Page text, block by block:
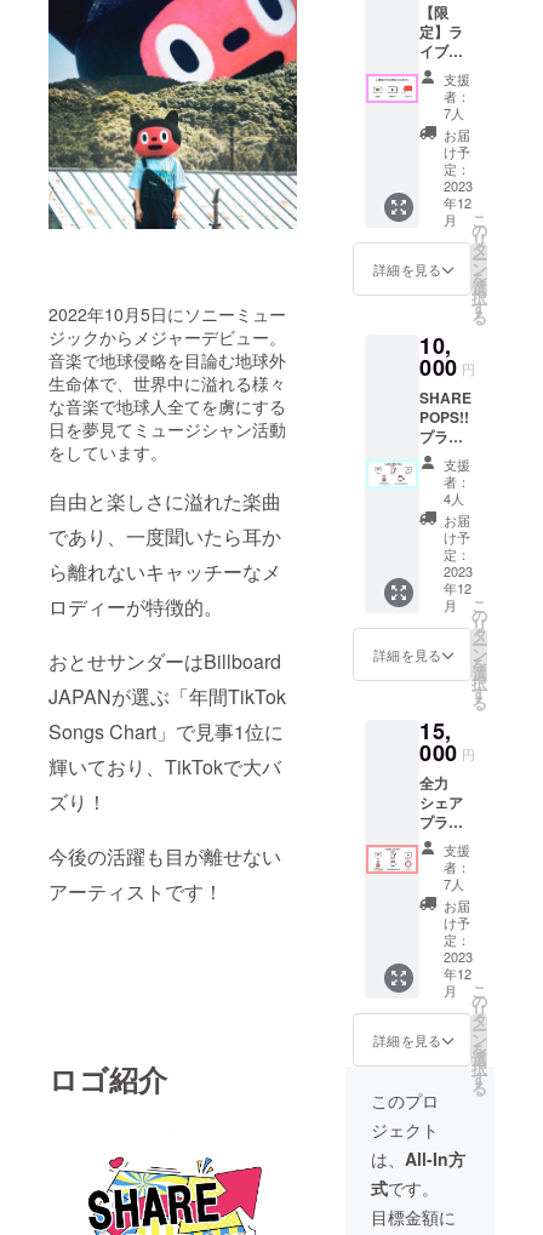
2022年10月5日にソニーミュー
ジックからメジャーデビュー。
音楽で地球侵略を目論む地球外
生命体で、世界中に溢れる様々
な音楽で地球人全てを虜にする
日を夢見てミュージシャン活動
をしています。
自由と楽しさに溢れた楽曲
であり、一度聞いたら耳か
ら離れないキャッチーなメ
ロディーが特徴的。
おとせサンダーはBillboard
JAPANが選ぶ「年間TikTok
Songs Chart」で見事1位に
輝いており、TikTokで大バ
ズり！
今後の活躍も目が離せない
アーティストです！
ロゴ紹介
【限
定】ラ
イブに
参加し
ちゃお
うプラ
ン ・お
礼状 ・
活動報
告vlog
・ライ
ブチ
ケット
※ライブ
当日、
会場に
画面を
提示し
ていた
だき、
紙チ
ケット
と引き
換えい
たしま
す。
支援
者：
7人
お届
け予
定：
2023
年12
月
詳細を見る
こ
の
リ
タ
ー
ン
を
選
択
す
る
10,
000 円
SHARE
POPS!!
プラン
・お礼
状 ・活
動報告
vlog ・
活動報
告書 ・
想いを
シェア
（希望
者の
み）＊¹
・会場
内ED動
記載＆
送付
＊² ＊¹
希望の
方は備
考欄に
記載希
望の
ニック
ネーム
＋メッ
セージ
（60字
以内）
をご記
載くだ
さい。
ず備考
欄にご
希望の
お名前
をご記
入くだ
さい。
支援
者：
4人
お届
け予
定：
2023
年12
月
詳細を見る
こ
の
リ
タ
ー
ン
を
選
択
す
る
15,
000 円
全力
シェア
プラン
・お礼
状 ・活
動報告
vlog ・
活動報
告書 ・
想いを
シェア
（希望
者の
み）＊¹
・会場
内ED動
画名前
記載＆
送付
＊² ・ス
テッ
カー ＊¹
希望の
方は備
支援
者：
7人
お届
け予
定：
2023
年12
月
詳細を見る
こ
の
リ
タ
ー
ン
を
選
択
す
る
このプロ
ジェクト
は、 All-In方
式です。
目標金額に